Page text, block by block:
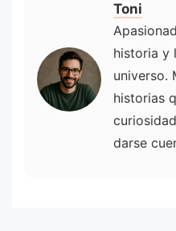
Toni
historia y
universo.
historias
darse